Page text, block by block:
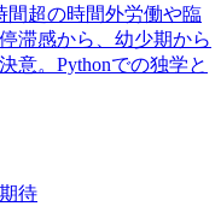
間超の時間外労働や臨
滞感から、幼少期から
意。Pythonでの独学と
待